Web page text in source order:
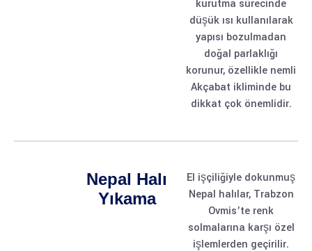
kurutma sürecinde
düşük ısı kullanılarak
yapısı bozulmadan
doğal parlaklığı
korunur, özellikle nemli
Akçabat ikliminde bu
dikkat çok önemlidir.
Nepal Halı
Yıkama
El işçiliğiyle dokunmuş
Nepal halılar, Trabzon
Ovmis’te renk
solmalarına karşı özel
işlemlerden geçirilir.